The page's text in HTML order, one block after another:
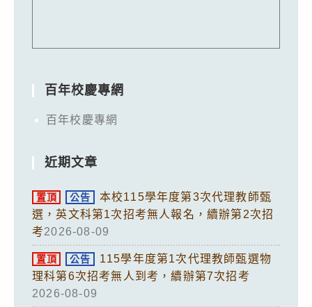
百年校慶專網
百年校慶專網
近期文章
置頂 公告
本校115學年度第3次代理教師甄
選，英文科第1次招考無人報名，續辦第2次招
考2026-08-09
置頂 公告
115學年度第1次代理教師甄選物
理科第6次招考無人到考，續辦第7次招考
2026-08-09